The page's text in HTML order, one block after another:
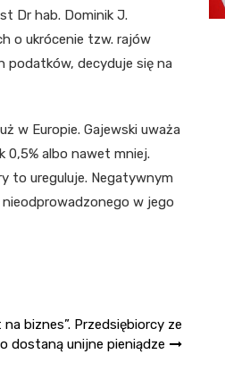
Dr hab. Dominik J.
o ukrócenie tzw. rajów
podatków, decyduje się na
w Europie. Gajewski uważa
albo nawet mniej.
to ureguluje. Negatywnym
w jego
biznes”. Przedsiębiorcy ze
dostaną unijne pieniądze